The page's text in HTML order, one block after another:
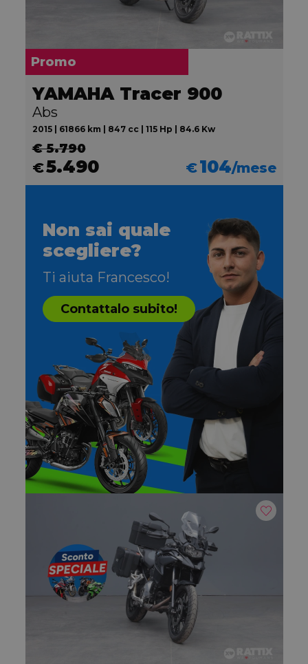
Promo
YAMAHA Tracer 900
Abs
2015 | 61866 km | 847 cc | 115 Hp | 84.6 Kw
€ 5.790
€5.490 €104/mese
Non sai quale
scegliere?
Ti aiuta Francesco!
Contattalo subito!